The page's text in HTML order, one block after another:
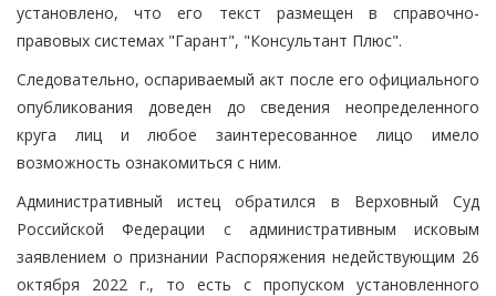
установлено, что его текст размещен в справочно-
правовых системах "Гарант", "Консультант Плюс".
Следовательно, оспариваемый акт после его официального
опубликования доведен до сведения неопределенного
круга лиц и любое заинтересованное лицо имело
возможность ознакомиться с ним.
Административный истец обратился в Верховный Суд
Российской Федерации с административным исковым
заявлением о признании Распоряжения недействующим 26
октября 2022 г., то есть с пропуском установленного